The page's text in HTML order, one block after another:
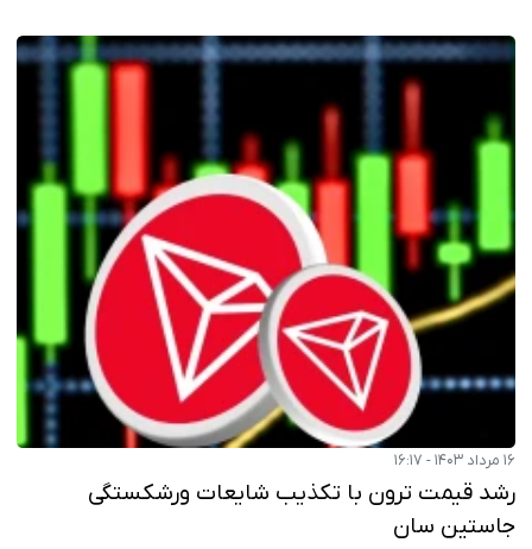
۱۶ مرداد ۱۴۰۳ - ۱۶:۱۷
رشد قیمت ترون با تکذیب شایعات ورشکستگی
جاستین سان